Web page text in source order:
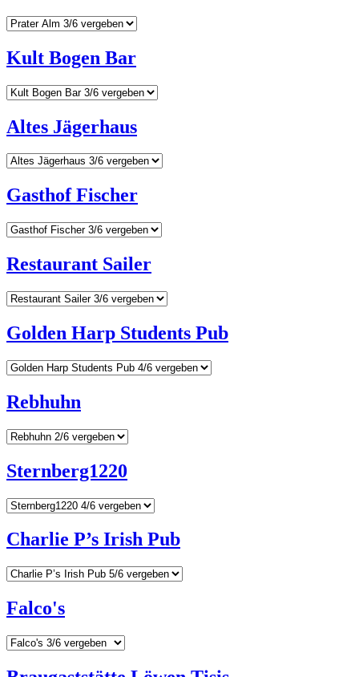
Kult Bogen Bar
Altes Jägerhaus
Gasthof Fischer
Restaurant Sailer
Golden Harp Students Pub
Rebhuhn
Sternberg1220
Charlie P’s Irish Pub
Falco's